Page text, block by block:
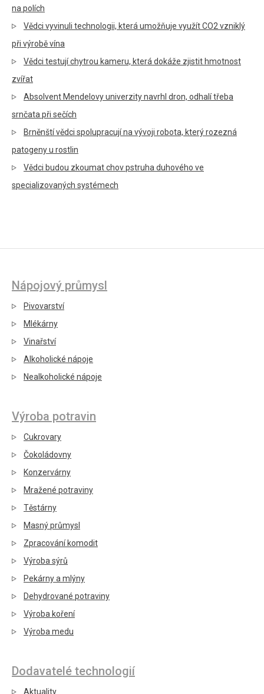
na polích
Vědci vyvinuli technologii, která umožňuje využít CO2 vzniklý
při výrobě vína
Vědci testují chytrou kameru, která dokáže zjistit hmotnost
zvířat
Absolvent Mendelovy univerzity navrhl dron, odhalí třeba
srnčata při sečích
Brněnští vědci spolupracují na vývoji robota, který rozezná
patogeny u rostlin
Vědci budou zkoumat chov pstruha duhového ve
specializovaných systémech
Nápojový průmysl
Pivovarství
Mlékárny
Vinařství
Alkoholické nápoje
Nealkoholické nápoje
Výroba potravin
Cukrovary
Čokoládovny
Konzervárny
Mražené potraviny
Těstárny
Masný průmysl
Zpracování komodit
Výroba sýrů
Pekárny a mlýny
Dehydrované potraviny
Výroba koření
Výroba medu
Dodavatelé technologií
Aktuality